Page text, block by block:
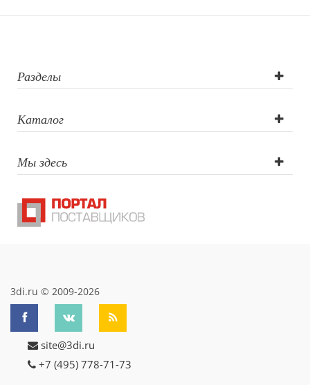
Разделы
Каталог
Мы здесь
3di.ru © 2009-2026
site@3di.ru
+7 (495) 778-71-73